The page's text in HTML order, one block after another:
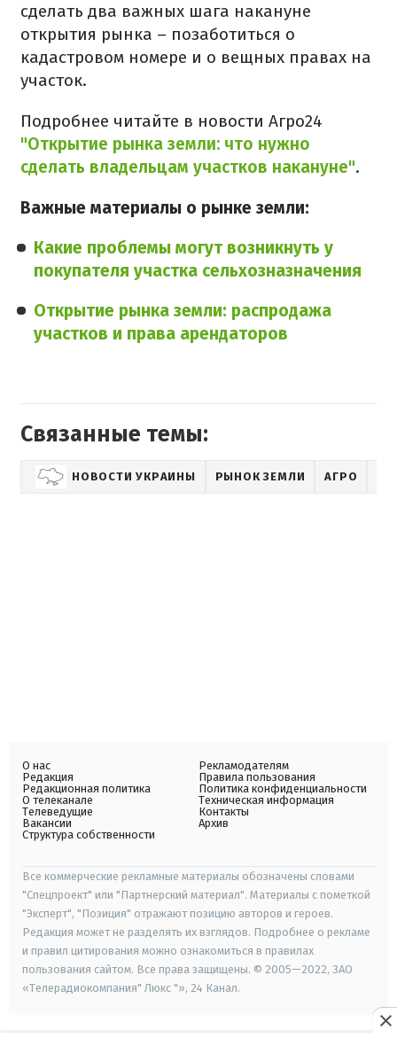
сделать два важных шага накануне
открытия рынка – позаботиться о
кадастровом номере и о вещных правах на
участок.
Подробнее читайте в новости Агро24
"Открытие рынка земли: что нужно
сделать владельцам участков накануне".
Важные материалы о рынке земли:
Какие проблемы могут возникнуть у
покупателя участка сельхозназначения
Открытие рынка земли: распродажа
участков и права арендаторов
Связанные темы:
НОВОСТИ УКРАИНЫ РЫНОК ЗЕМЛИ АГРО
О нас
Редакция
Редакционная политика
О телеканале
Телеведущие
Вакансии
Структура собственности
Рекламодателям
Правила пользования
Политика конфиденциальности
Техническая информация
Контакты
Архив
Все коммерческие рекламные материалы обозначены словами
"Спецпроект" или "Партнерский материал". Материалы с пометкой
"Эксперт", "Позиция" отражают позицию авторов и героев.
Редакция может не разделять их взглядов. Подробнее о рекламе
и правил цитирования можно ознакомиться в правилах
пользования сайтом. Все права защищены. © 2005—2022, ЗАО
«Телерадиокомпания" Люкс "», 24 Канал.